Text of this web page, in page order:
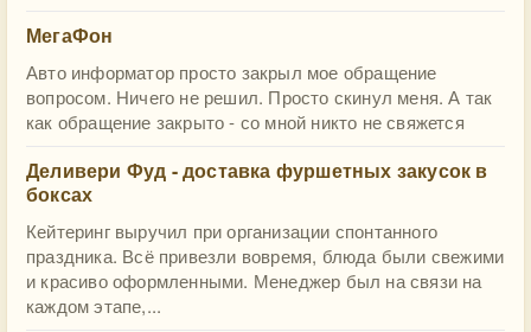
МегаФон
Авто информатор просто закрыл мое обращение
вопросом. Ничего не решил. Просто скинул меня. А так
как обращение закрыто - со мной никто не свяжется
Деливери Фуд - доставка фуршетных закусок в
боксах
Кейтеринг выручил при организации спонтанного
праздника. Всё привезли вовремя, блюда были свежими
и красиво оформленными. Менеджер был на связи на
каждом этапе,...